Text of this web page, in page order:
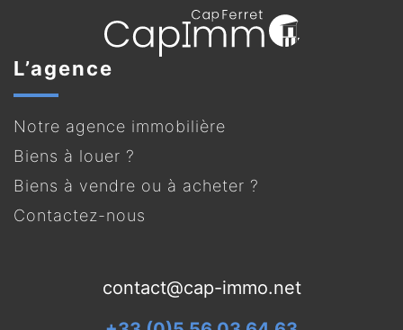
L’agence
Notre agence immobilière
Biens à louer ?
Biens à vendre ou à acheter ?
Contactez-nous
contact@cap-immo.net